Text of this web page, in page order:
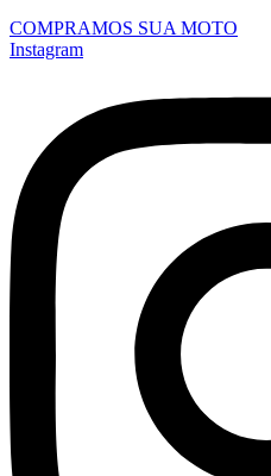
COMPRAMOS SUA MOTO
Instagram